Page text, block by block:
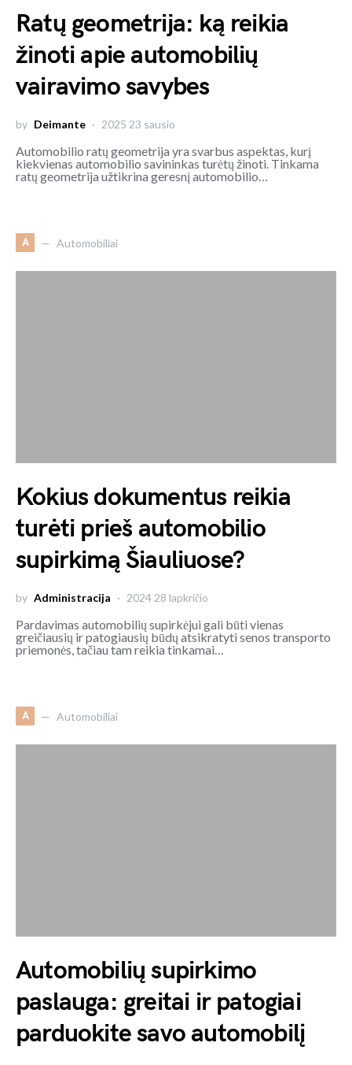
Ratų geometrija: ką reikia
žinoti apie automobilių
vairavimo savybes
by Deimante 2025 23 sausio
Automobilio ratų geometrija yra svarbus aspektas, kurį
kiekvienas automobilio savininkas turėtų žinoti. Tinkama
ratų geometrija užtikrina geresnį automobilio…
A Automobiliai
Kokius dokumentus reikia
turėti prieš automobilio
supirkimą Šiauliuose?
by Administracija 2024 28 lapkričio
Pardavimas automobilių supirkėjui gali būti vienas
greičiausių ir patogiausių būdų atsikratyti senos transporto
priemonės, tačiau tam reikia tinkamai…
A Automobiliai
Automobilių supirkimo
paslauga: greitai ir patogiai
parduokite savo automobilį